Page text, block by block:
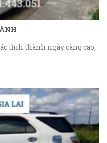
tỉnh thành ngày càng cao,